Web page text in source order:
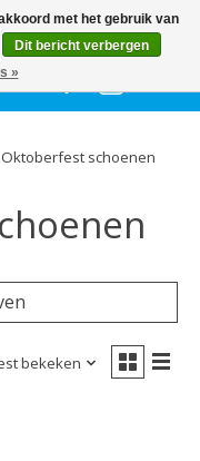
& accessoires |
gratis parkeren
Verlanglijst
Oktoberfest schoenen
bekeken
met het gebruik van
Dit bericht verbergen
»